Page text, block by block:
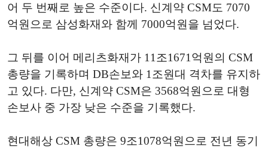
어 두 번째로 높은 수준이다. 신계약 CSM도 7070
억원으로 삼성화재와 함께 7000억원을 넘었다.
그 뒤를 이어 메리츠화재가 11조1671억원의 CSM
총량을 기록하며 DB손보와 1조원대 격차를 유지하
고 있다. 다만, 신계약 CSM은 3568억원으로 대형
손보사 중 가장 낮은 수준을 기록했다.
현대해상 CSM 총량은 9조1078억원으로 전년 동기